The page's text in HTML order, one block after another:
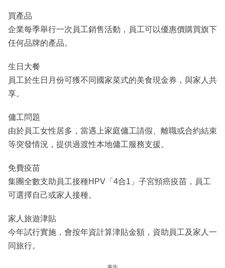
買產品
企業每季舉行一次員工銷售活動，員工可以優惠價購買旗下
任何品牌的產品。
生日大餐
員工於生日月份可獲不同國家菜式的美食現金券，與家人共
享。
傭工問題
由於員工女性居多，當遇上家庭傭工請假、離職或合約結束
等突發情況，提供過渡性本地傭工服務支援。
免費疫苗
集團全數支助員工接種HPV「4合1」子宮頸癌疫苗，員工
可選擇自己或家人接種。
家人旅遊津貼
今年試行實施，會按年資計算津貼金額，資助員工及家人一
同旅行。